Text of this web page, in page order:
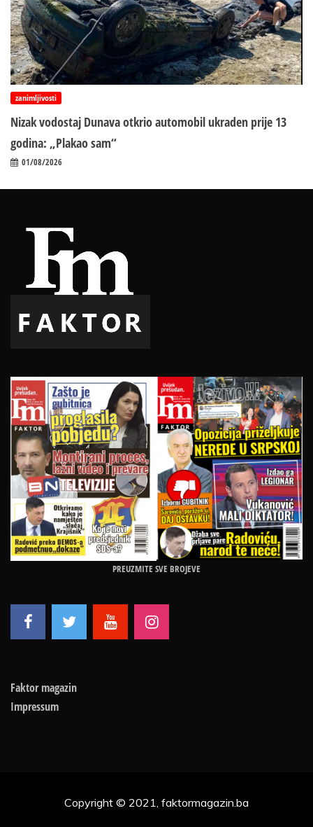
zanimljivosti
Nizak vodostaj Dunava otkrio automobil ukraden prije 13
godina: „Plakao sam“
01/08/2026
PREUZMITE SVE BROJEVE
Faktor magazin
Impressum
Copyright © 2021, faktormagazin.ba